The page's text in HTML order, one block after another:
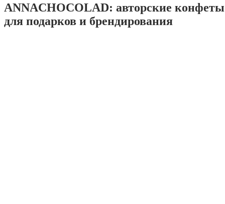
ANNACHOCOLAD: авторские
для подарков и брендирования